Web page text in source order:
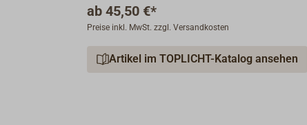
ab 45,50 €*
Preise inkl. MwSt. zzgl. Versandkosten
Artikel im TOPLICHT-Katalog ansehen